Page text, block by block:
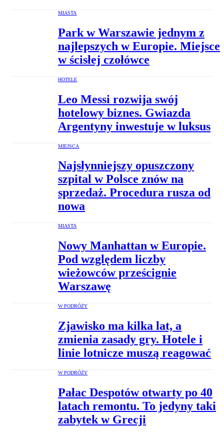
MIASTA
Park w Warszawie jednym z
najlepszych w Europie. Miejsce
w ścisłej czołówce
HOTELE
Leo Messi rozwija swój
hotelowy biznes. Gwiazda
Argentyny inwestuje w luksus
MIEJSCA
Najsłynniejszy opuszczony
szpital w Polsce znów na
sprzedaż. Procedura rusza od
nowa
MIASTA
Nowy Manhattan w Europie.
Pod względem liczby
wieżowców prześcignie
Warszawę
W PODRÓŻY
Zjawisko ma kilka lat, a
zmienia zasady gry. Hotele i
linie lotnicze muszą reagować
W PODRÓŻY
Pałac Despotów otwarty po 40
latach remontu. To jedyny taki
zabytek w Grecji